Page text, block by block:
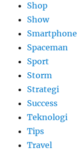
Shop
Show
Smartphone
Spaceman
Sport
Storm
Strategi
Success
Teknologi
Tips
Travel